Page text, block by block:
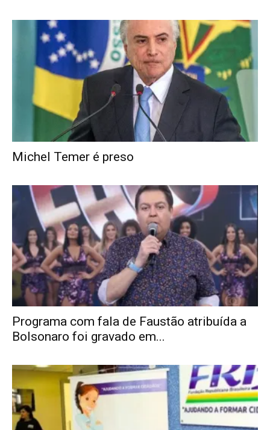
Michel Temer é preso
Programa com fala de Faustão atribuída a
Bolsonaro foi gravado em...